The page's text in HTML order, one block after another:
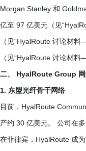
Morgan Stanley 和
亿至 97 亿美元（见
（见“HyalRoute 讨论材
（见“HyalRoute 讨论材
二、 HyalRoute Group
1. 东盟光纤骨干网络
目前，HyalRoute
产约 30 亿美元。 公司在
在菲律宾，HyalRoute 成